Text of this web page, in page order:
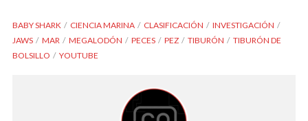
BABY SHARK CIENCIA MARINA CLASIFICACIÓN
INVESTIGACIÓN
JAWS
MAR MEGALODÓN PECES PEZ TIBURÓN
TIBURÓN DE
BOLSILLO
YOUTUBE